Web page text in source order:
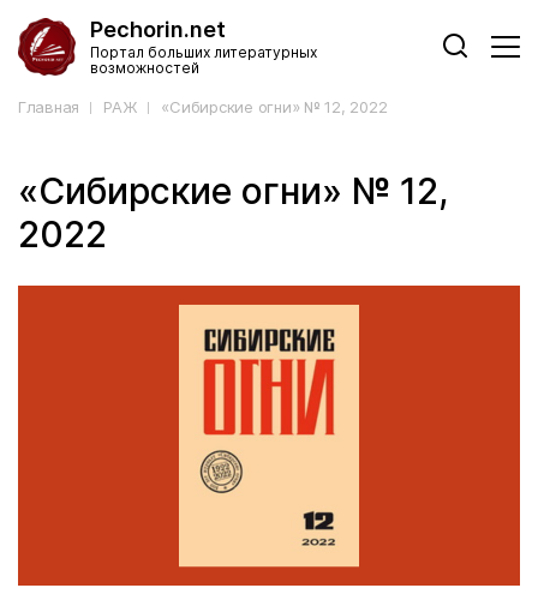
Pechorin.net
Портал больших литературных
возможностей
Главная РАЖ «Сибирские огни» № 12, 2022
«Сибирские огни» № 12,
2022